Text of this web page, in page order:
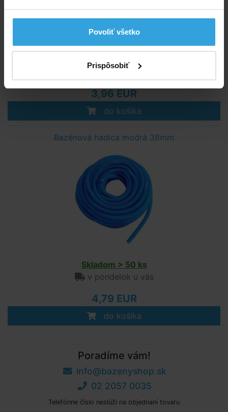
Povoliť všetko
Prispôsobiť
Skladom > 50 ks
v pondelok u vás
3,96 EUR
do košíka
Bazénová hadica modrá 38mm
Skladom > 50 ks
v pondelok u vás
4,79 EUR
do košíka
Poradíme vám!
info@bazenyshop.sk
02 2057 0035
Telefónne číslo neslúži na objednaní tovaru